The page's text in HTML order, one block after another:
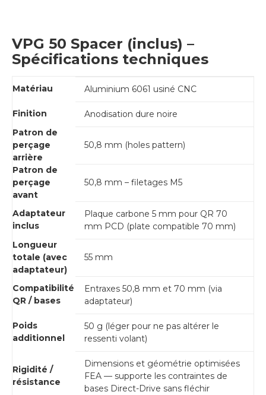
VPG 50 Spacer (inclus) –
Spécifications techniques
Matériau Aluminium 6061 usiné CNC
Finition
Anodisation dure noire
Patron de
perçage
arrière
50,8 mm (holes pattern)
Patron de
perçage
avant
50,8 mm – filetages M5
Adaptateur
inclus
Plaque carbone 5 mm pour QR 70
mm PCD (plate compatible 70 mm)
Longueur
totale (avec
adaptateur)
55 mm
Compatibilité
QR / bases
Entraxes 50,8 mm et 70 mm (via
adaptateur)
Poids
additionnel
50 g (léger pour ne pas altérer le
ressenti volant)
Rigidité /
résistance
Dimensions et géométrie optimisées
FEA — supporte les contraintes de
bases Direct-Drive sans fléchir